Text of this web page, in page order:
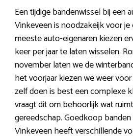
Een tijdige bandenwissel bij een
Vinkeveen is noodzakeijk voor
meeste auto-eigenaren kiezen
keer per jaar te laten wisselen.
november laten we de
het voorjaar kiezen we weer
zelf doen is best een complexe
vraagt dit om behoorlijk wat
gereedschap. Goedkoop
Vinkeveen heeft verschillende